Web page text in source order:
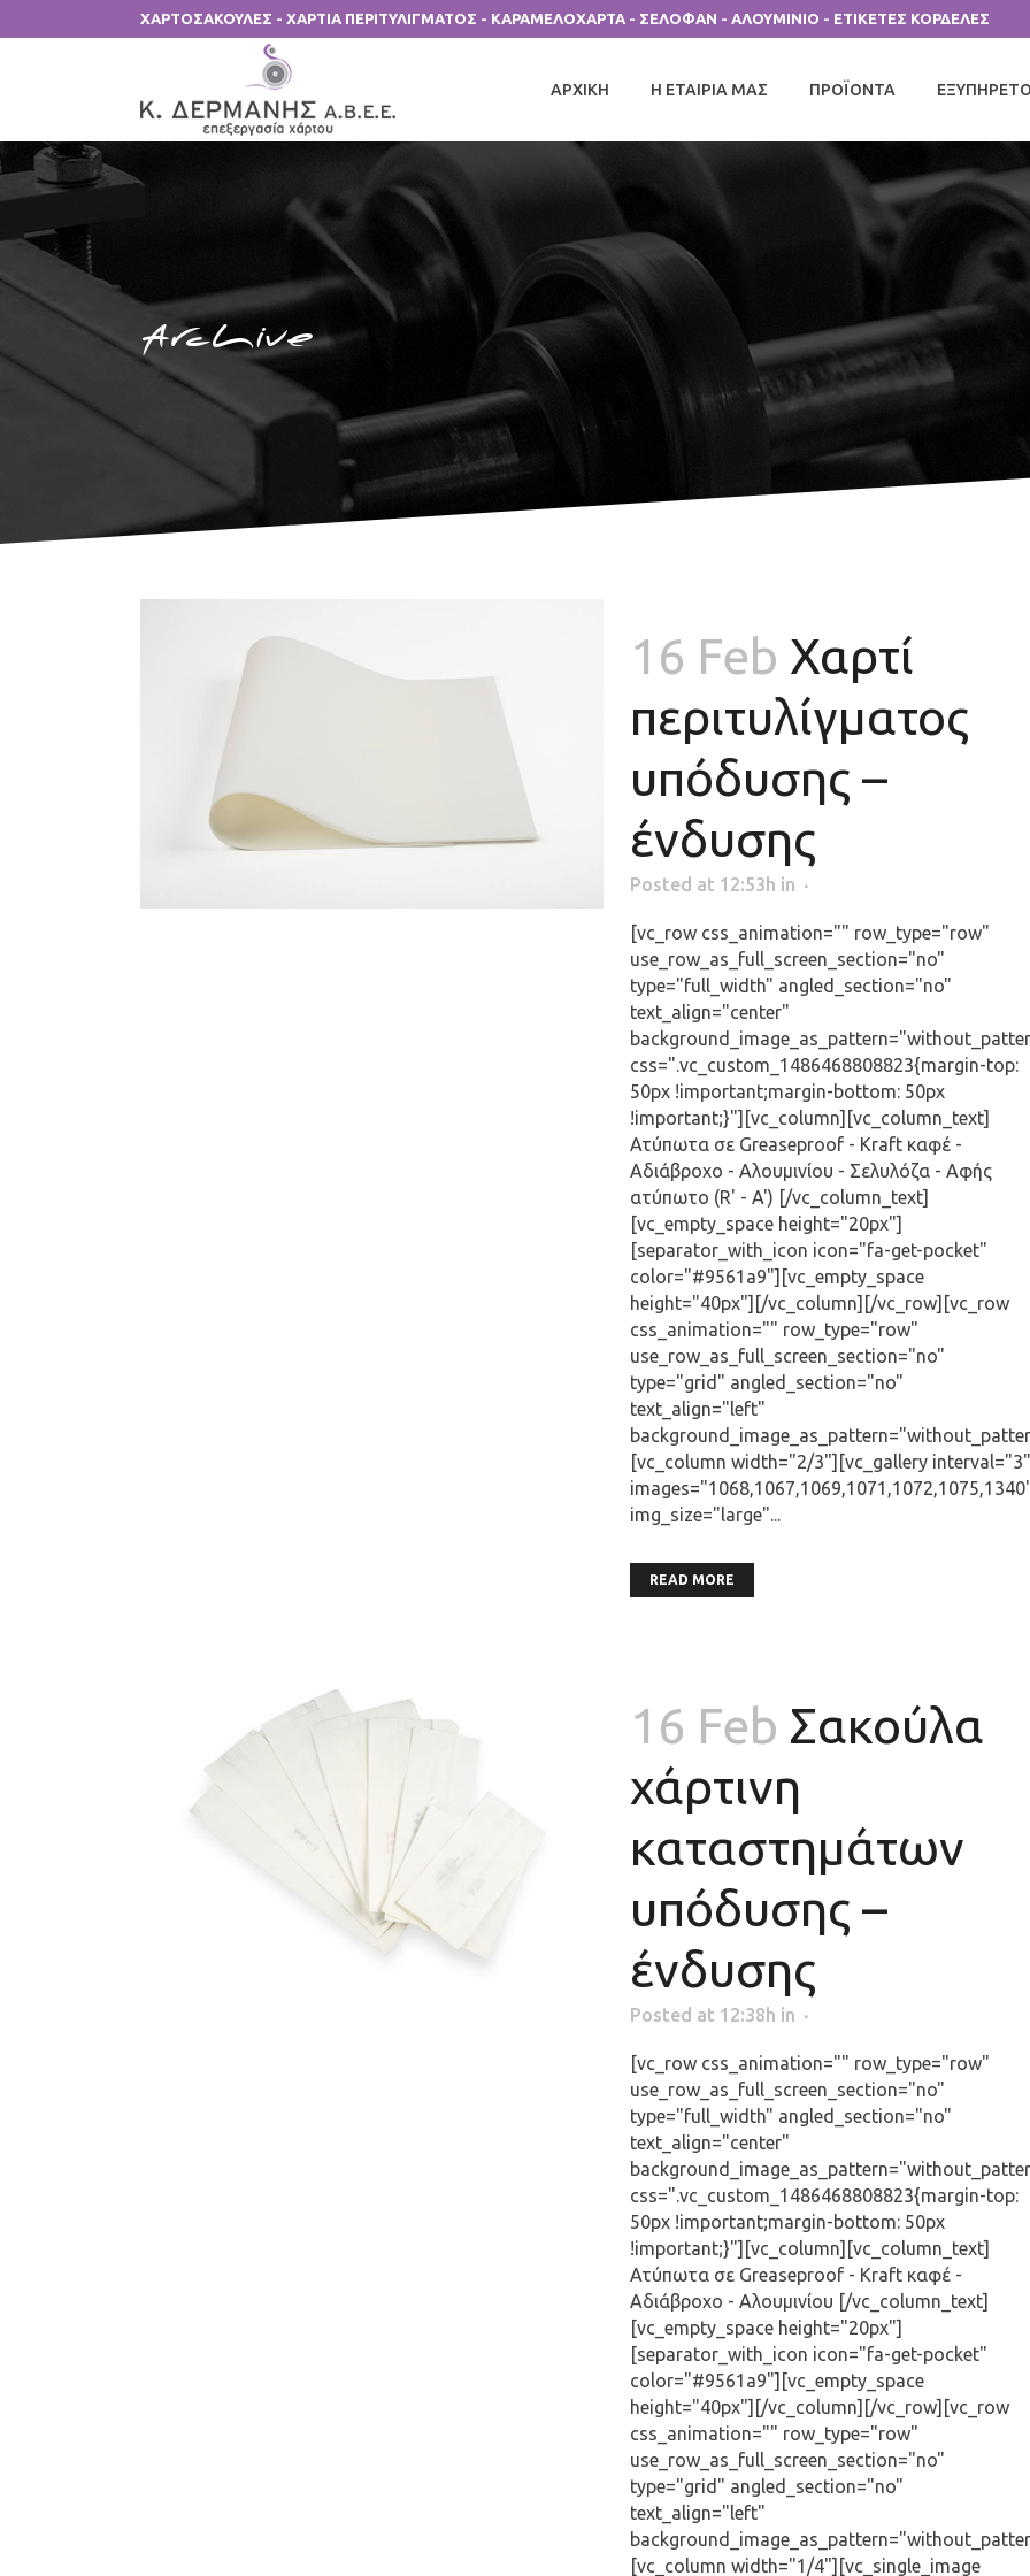
ΧΑΡΤΟΣΑΚΟΥΛΕΣ - ΧΑΡΤΙΑ ΠΕΡΙΤΥΛΙΓΜΑΤΟΣ - ΚΑΡΑΜΕΛΟΧΑΡΤΑ - ΣΕΛΟΦΑΝ - ΑΛΟΥΜΙΝΙΟ - ΕΤΙΚΕΤΕΣ ΚΟΡΔΕΛΕΣ
ΑΡΧΙΚΗ Η ΕΤΑΙΡΙΑ ΜΑΣ ΠΡΟΪΟΝΤΑ
Archive
16 Feb Χαρτί
περιτυλίγματος
υπόδυσης –
ένδυσης
Posted at 12:53h in
[vc_row css_animation="" row_type="row"
use_row_as_full_screen_section="no"
type="full_width" angled_section="no"
text_align="center"
css=".vc_custom_1486468808823{margin-top:
50px !important;margin-bottom: 50px
!important;}"][vc_column][vc_column_text]
Ατύπωτα σε Greaseproof - Kraft καφέ -
Αδιάβροχο - Αλουμινίου - Σελυλόζα - Αφής
ατύπωτο (R' - A') [/vc_column_text]
[vc_empty_space height="20px"]
[separator_with_icon icon="fa-get-pocket"
color="#9561a9"][vc_empty_space
height="40px"][/vc_column][/vc_row][vc_row
css_animation="" row_type="row"
use_row_as_full_screen_section="no"
type="grid" angled_section="no"
text_align="left"
[vc_column width="2/3"][vc_gallery interval="3"
img_size="large"...
READ MORE
16 Feb Σακούλα
χάρτινη
καταστημάτων
υπόδυσης –
ένδυσης
Posted at 12:38h in
[vc_row css_animation="" row_type="row"
use_row_as_full_screen_section="no"
type="full_width" angled_section="no"
text_align="center"
css=".vc_custom_1486468808823{margin-top:
50px !important;margin-bottom: 50px
!important;}"][vc_column][vc_column_text]
Ατύπωτα σε Greaseproof - Kraft καφέ -
Αδιάβροχο - Αλουμινίου [/vc_column_text]
[vc_empty_space height="20px"]
[separator_with_icon icon="fa-get-pocket"
color="#9561a9"][vc_empty_space
height="40px"][/vc_column][/vc_row][vc_row
css_animation="" row_type="row"
use_row_as_full_screen_section="no"
type="grid" angled_section="no"
text_align="left"
[vc_column width="1/4"][vc_single_image